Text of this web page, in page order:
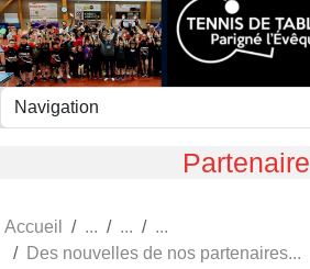
Partenaire
Accueil
Des nouvelles de nos partenaires...
Panneau de gestion des cookies